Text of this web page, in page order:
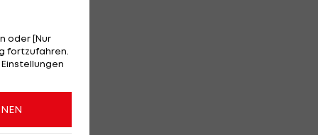
oder [Nur
fortzufahren.